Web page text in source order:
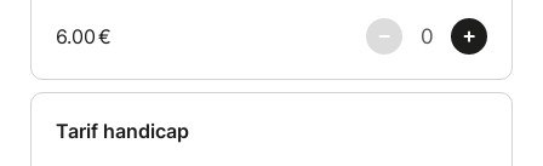
6.00€
Tarif handicap